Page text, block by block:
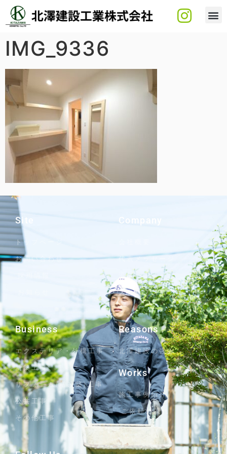
IMG_9336
Site
トップページ
お問い合わせ
Company
代表メッセージ
沿革
スタッフブログ
Business
エクステリア・外構工事
新築工事
リフォーム(増改築)工事
公共工事
その他工事
Reasons
北澤建設の強み
Works
施工事例紹介
ご依頼の流れ